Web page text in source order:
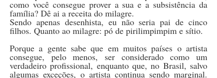
como você consegue prover a sua e a subsistência da
família? Dê ai a receita do milagre.
Sendo apenas desenhista, eu não seria pai de cinco
filhos. Quanto ao milagre: pó de pirilimpimpim e sítio.
Porque a gente sabe que em muitos países o artista
consegue, pelo menos, ser considerado como um
verdadeiro profissional, enquanto que, no Brasil, salvo
algumas exceções, o artista continua sendo marginal.